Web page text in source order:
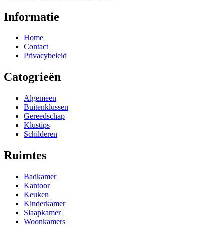
Informatie
Home
Contact
Privacybeleid
Catogrieën
Algemeen
Buitenklussen
Gereedschap
Klustips
Schilderen
Ruimtes
Badkamer
Kantoor
Keuken
Kinderkamer
Slaapkamer
Woonkamers